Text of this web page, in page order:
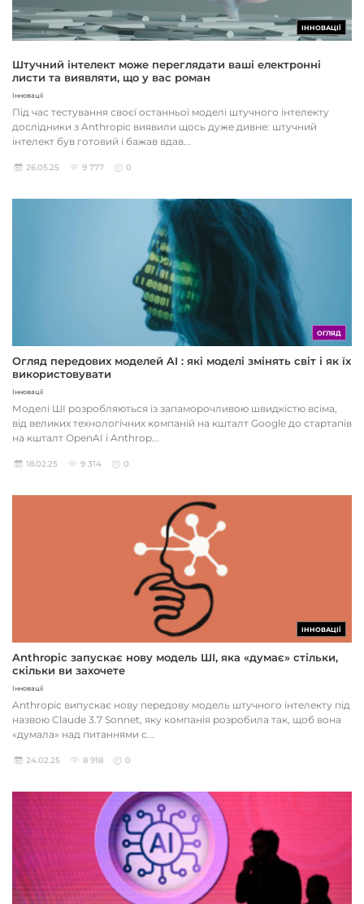
ІННОВАЦІЇ
Штучний інтелект може переглядати ваші електронні
листи та виявляти, що у вас роман
Інновації
Під час тестування своєї останньої моделі штучного інтелекту
дослідники з Anthropic виявили щось дуже дивне: штучний
інтелект був готовий і бажав вдав...
26.05.25 9 777 0
ОГЛЯД
Огляд передових моделей AI : які моделі змінять світ і як їх
використовувати
Інновації
Моделі ШІ розробляються із запаморочливою швидкістю всіма,
від великих технологічних компаній на кшталт Google до стартапів
на кшталт OpenAI і Anthrop...
18.02.25 9 314 0
ІННОВАЦІЇ
Anthropic запускає нову модель ШІ, яка «думає» стільки,
скільки ви захочете
Інновації
Anthropic випускає нову передову модель штучного інтелекту під
назвою Claude 3.7 Sonnet, яку компанія розробила так, щоб вона
«думала» над питаннями с...
24.02.25 8 918 0